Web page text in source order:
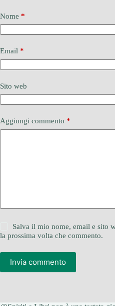
Nome *
Email *
Sito web
Aggiungi commento *
Salva il mio nome, email e sito
la prossima volta che commento.
Invia commento